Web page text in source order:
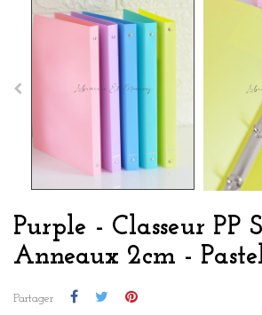
Purple - Classeur PP
Anneaux 2cm -
Partager